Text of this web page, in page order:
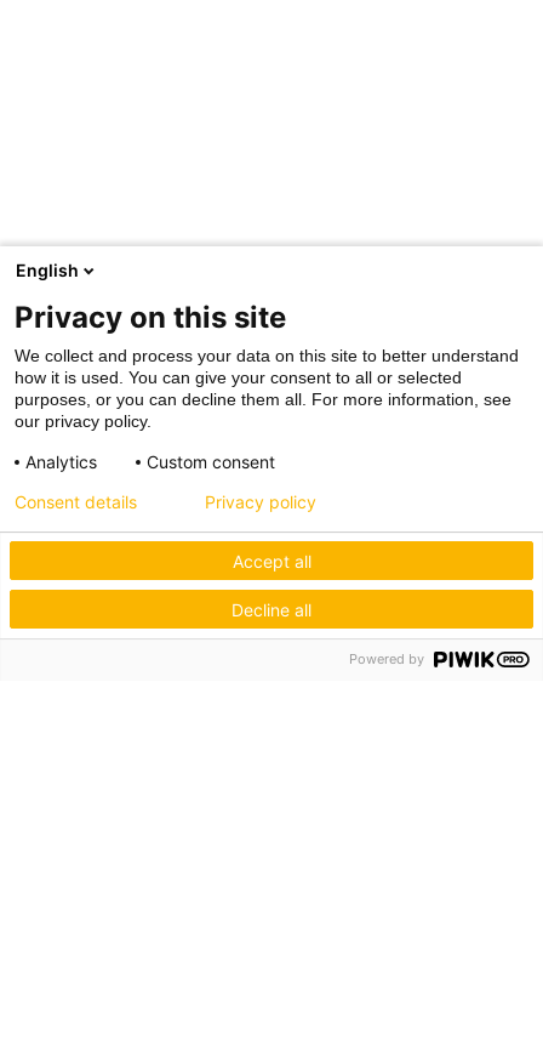
English
Privacy on this site
We collect and process your data on this site to better understand
how it is used. You can give your consent to all or selected
purposes, or you can decline them all. For more information, see
our privacy policy.
Analytics Custom consent
Accept all
Decline all
Consent details Privacy policy
Powered by